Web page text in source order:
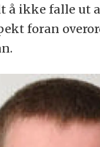
å ikke falle ut
foran